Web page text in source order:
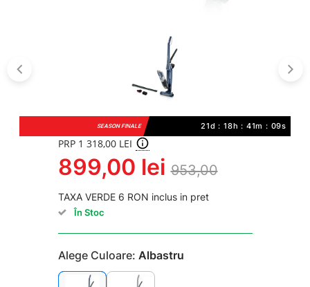
SEASON FINALE 21d : 18h : 41m : 08s
PRP 1 318,00 LEI
899,00 lei 953,00
TAXA VERDE 6 RON inclus in pret
În Stoc
Alege Culoare: Albastru